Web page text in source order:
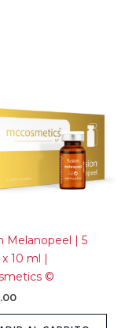
Melanopeel | 5
10 ml |
©